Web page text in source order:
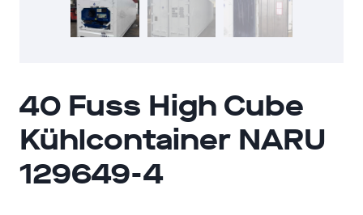
40 Fuss High Cube
Kühlcontainer NARU
129649-4